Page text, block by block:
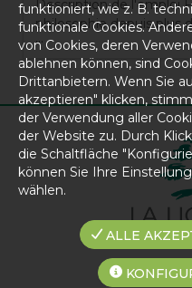
Description de l'emploi
philosophie depuis plus
Lignière propose une
la santé où le patient
les attentions. En tenant
dimensions biologiques,
spirituelles de chaque
accompagnons toute
se soigner, préserver ou
...
funktioniert, wie z. B.
funktionale Cookies.
von Cookies, deren
ablehnen können, sind
Drittanbietern. Wenn Sie
akzeptieren" klicken,
der Verwendung aller
der Website zu. Durch
die Schaltfläche
können Sie Ihre
wählen.
ALLE